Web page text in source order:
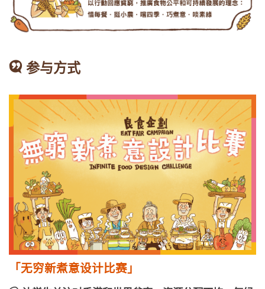
参与方式
「无穷新煮意设计比赛」